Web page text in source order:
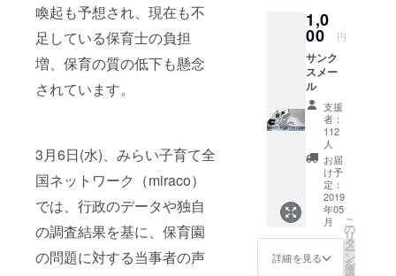
喚起も予想され、現在も不
足している保育士の負担
増、保育の質の低下も懸念
されています。
3月6日(水)、みらい子育て全
国ネットワーク（miraco）
では、行政のデータや独自
の調査結果を基に、保育園
の問題に対する当事者の声
つつ、「#男
の産休」等
による男性
の家庭進出
促進や、「#
子育て政策
聞いてみ
た」による
行っていま
す。 #miraco
#ミラコ #み
1,0
00 円
サンク
スメー
ル
支援
者：
112
人
お届
け予
定：
2019
年05
月
詳細を見る
こ
の
リ
タ
ー
ン
を
選